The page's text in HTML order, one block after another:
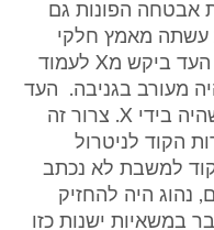
אבטחה הפונות גם
עשתה מאמץ חלקי
בלבד, שנכשל, לאיתור הקלטות. העד ביקש מX לעמוד
מעורב בגניבה. העד
קיבל לידיו את צרור המפתחות שהיה בידי X. צרור זה
הקוד לניטרול
למשבת לא נכתב
נהוג היה להחזיק
במשאיות ישנות כזו